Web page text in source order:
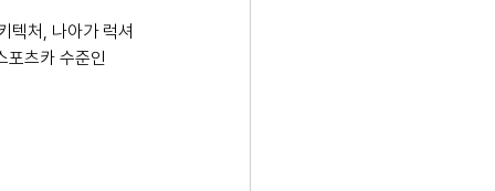
텍처, 나아가 럭셔
포츠카 수준인